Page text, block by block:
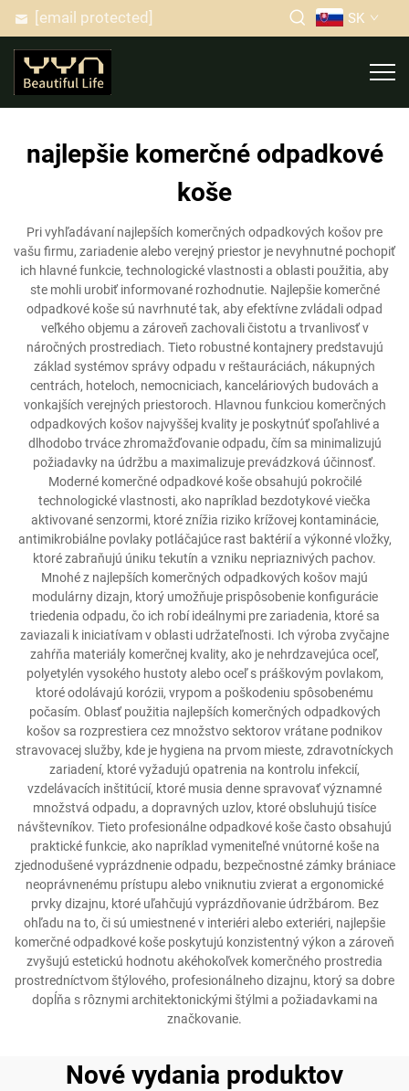
[email protected] SK
najlepšie komerčné odpadkové
koše
Pri vyhľadávaní najlepších komerčných odpadkových košov pre
vašu firmu, zariadenie alebo verejný priestor je nevyhnutné pochopiť
ich hlavné funkcie, technologické vlastnosti a oblasti použitia, aby
ste mohli urobiť informované rozhodnutie. Najlepšie komerčné
odpadkové koše sú navrhnuté tak, aby efektívne zvládali odpad
veľkého objemu a zároveň zachovali čistotu a trvanlivosť v
náročných prostrediach. Tieto robustné kontajnery predstavujú
základ systémov správy odpadu v reštauráciách, nákupných
centrách, hoteloch, nemocniciach, kanceláriových budovách a
vonkajších verejných priestoroch. Hlavnou funkciou komerčných
odpadkových košov najvyššej kvality je poskytnúť spoľahlivé a
dlhodobo trváce zhromažďovanie odpadu, čím sa minimalizujú
požiadavky na údržbu a maximalizuje prevádzková účinnosť.
Moderné komerčné odpadkové koše obsahujú pokročilé
technologické vlastnosti, ako napríklad bezdotykové viečka
aktivované senzormi, ktoré znížia riziko krížovej kontaminácie,
antimikrobiálne povlaky potláčajúce rast baktérií a výkonné vložky,
ktoré zabraňujú úniku tekutín a vzniku nepriaznivých pachov.
Mnohé z najlepších komerčných odpadkových košov majú
modulárny dizajn, ktorý umožňuje prispôsobenie konfigurácie
triedenia odpadu, čo ich robí ideálnymi pre zariadenia, ktoré sa
zaviazali k iniciatívam v oblasti udržateľnosti. Ich výroba zvyčajne
zahŕňa materiály komerčnej kvality, ako je nehrdzavejúca oceľ,
polyetylén vysokého hustoty alebo oceľ s práškovým povlakom,
ktoré odolávajú korózii, vrypom a poškodeniu spôsobenému
počasím. Oblasť použitia najlepších komerčných odpadkových
košov sa rozprestiera cez množstvo sektorov vrátane podnikov
stravovacej služby, kde je hygiena na prvom mieste, zdravotníckych
zariadení, ktoré vyžadujú opatrenia na kontrolu infekcií,
vzdelávacích inštitúcií, ktoré musia denne spravovať významné
množstvá odpadu, a dopravných uzlov, ktoré obsluhujú tisíce
návštevníkov. Tieto profesionálne odpadkové koše často obsahujú
praktické funkcie, ako napríklad vymeniteľné vnútorné koše na
zjednodušené vyprázdnenie odpadu, bezpečnostné zámky brániace
neoprávnenému prístupu alebo vniknutiu zvierat a ergonomické
prvky dizajnu, ktoré uľahčujú vyprázdňovanie údržbárom. Bez
ohľadu na to, či sú umiestnené v interiéri alebo exteriéri, najlepšie
komerčné odpadkové koše poskytujú konzistentný výkon a zároveň
zvyšujú estetickú hodnotu akéhokoľvek komerčného prostredia
prostredníctvom štýlového, profesionálneho dizajnu, ktorý sa dobre
dopĺňa s rôznymi architektonickými štýlmi a požiadavkami na
značkovanie.
Nové vydania produktov